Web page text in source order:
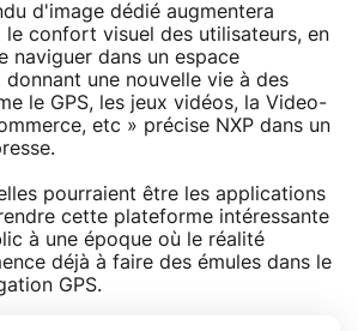
d'image dédié augmentera
le confort visuel des utilisateurs, en
naviguer dans un espace
une nouvelle vie à des
le GPS, les jeux vidéos, la Video-
etc » précise NXP dans un
pourraient être les applications
cette plateforme intéressante
à une époque où le réalité
déjà à faire des émules dans le
GPS.